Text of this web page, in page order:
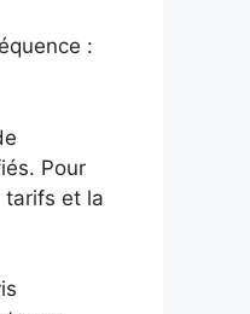
:
Pour
tarifs et la